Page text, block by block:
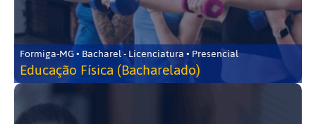
Formiga-MG • Bacharel - Licenciatura • Presencial
Educação Física (Bacharelado)